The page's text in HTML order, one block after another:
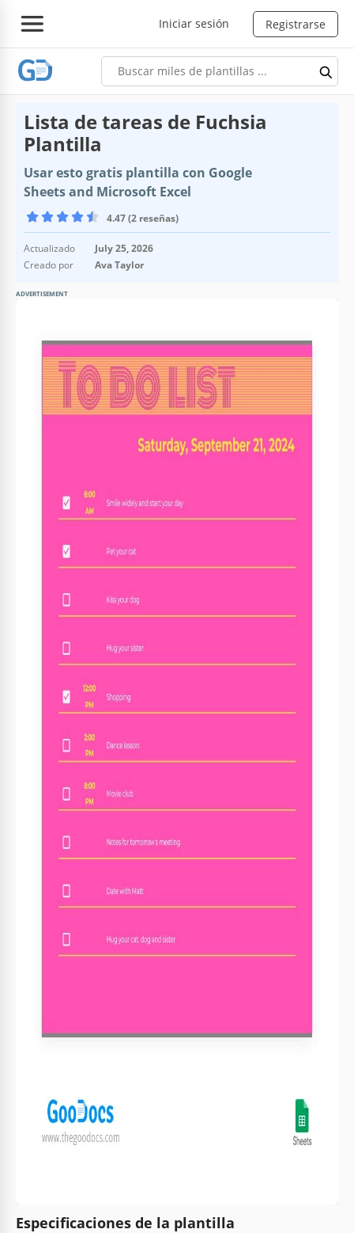
Iniciar sesión Registrarse
Lista de tareas de Fuchsia
Plantilla
Usar esto gratis plantilla con Google
Sheets and Microsoft Excel
4.47 (2 reseñas)
Actualizado
July 25, 2026
Creado por
Ava Taylor
ADVERTISEMENT
Especificaciones de la plantilla